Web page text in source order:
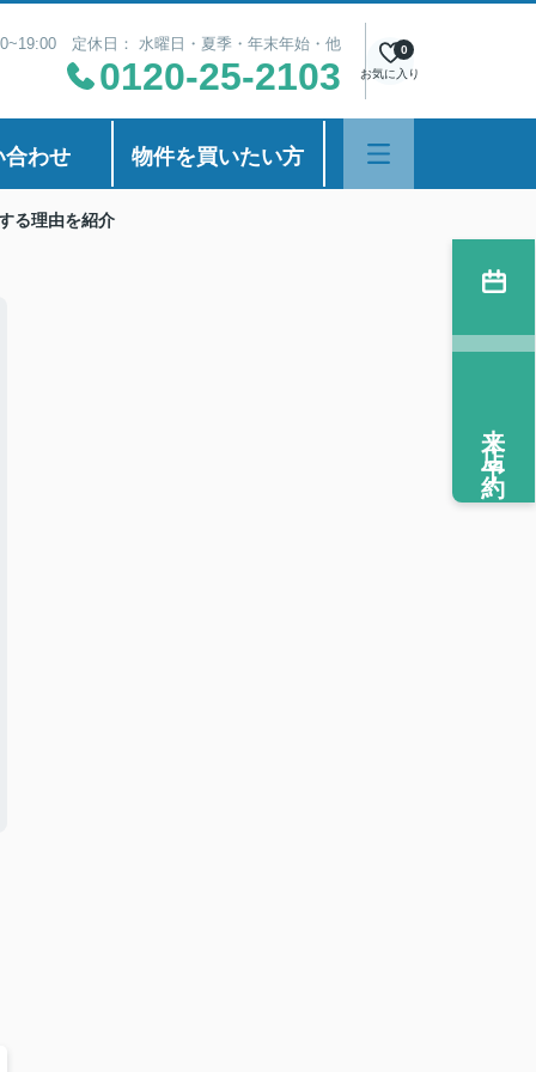
定休日： 水曜日・夏季・年末年始・他
0120-25-2103 お気に入り
0
合わせ 物件を買いたい方
る理由を紹介
来店予約